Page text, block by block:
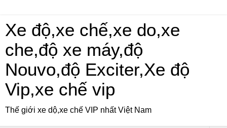
Xe độ,xe chế,xe do,xe
che,độ xe máy,độ
Nouvo,độ Exciter,Xe độ
Vip,xe chế vip
Thế giới xe dộ,xe chế VIP nhất Việt Nam